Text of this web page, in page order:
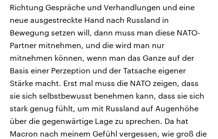
Richtung Gespräche und Verhandlungen und eine
neue ausgestreckte Hand nach Russland in
Bewegung setzen will, dann muss man diese NATO-
Partner mitnehmen, und die wird man nur
mitnehmen können, wenn man das Ganze auf der
Basis einer Perzeption und der Tatsache eigener
Stärke macht. Erst mal muss die NATO zeigen, dass
sie sich selbstbewusst benehmen kann, dass sie sich
stark genug fühlt, um mit Russland auf Augenhöhe
über die gegenwärtige Lage zu sprechen. Da hat
Macron nach meinem Gefühl vergessen, wie groß die